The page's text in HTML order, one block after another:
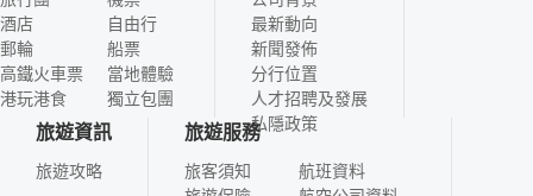
酒店
郵輪
高鐵火車票
港玩港食
自由行
船票
當地體驗
獨立包團
最新動向
新聞發佈
分行位置
人才招聘及發展
私隱政策
旅遊資訊
旅遊攻略
旅遊服務
旅客須知
航班資料